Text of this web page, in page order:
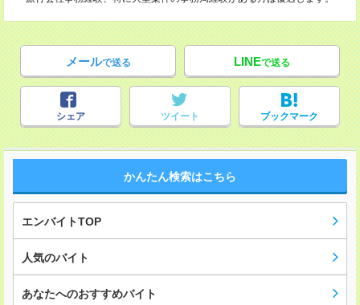
メールで送る LINEで送る
シェア ツイート ブックマーク
かんたん検索はこちら
エンバイトTOP
人気のバイト
あなたへのおすすめバイト